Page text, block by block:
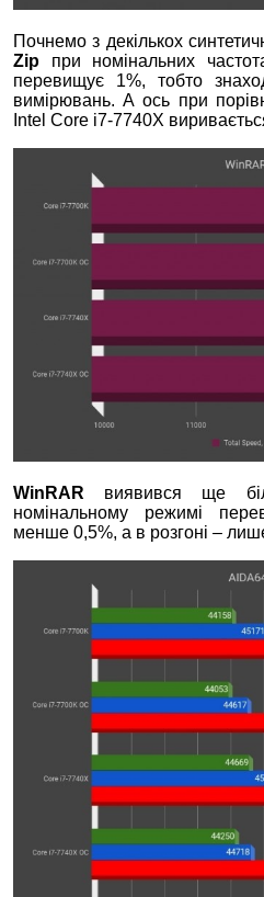
Почнемо з декількох
Zip при номінальних
перевищує 1%, тобто
вимірювань. А ось при
Intel Core i7-7740Х
WinRAR виявився ще
номінальному режимі
менше 0,5%, а в розгоні –